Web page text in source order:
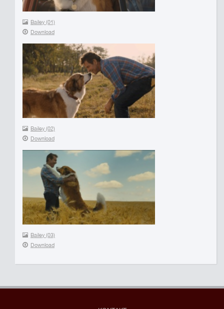
Bailey (01)
Download
Bailey (02)
Download
Bailey (03)
Download